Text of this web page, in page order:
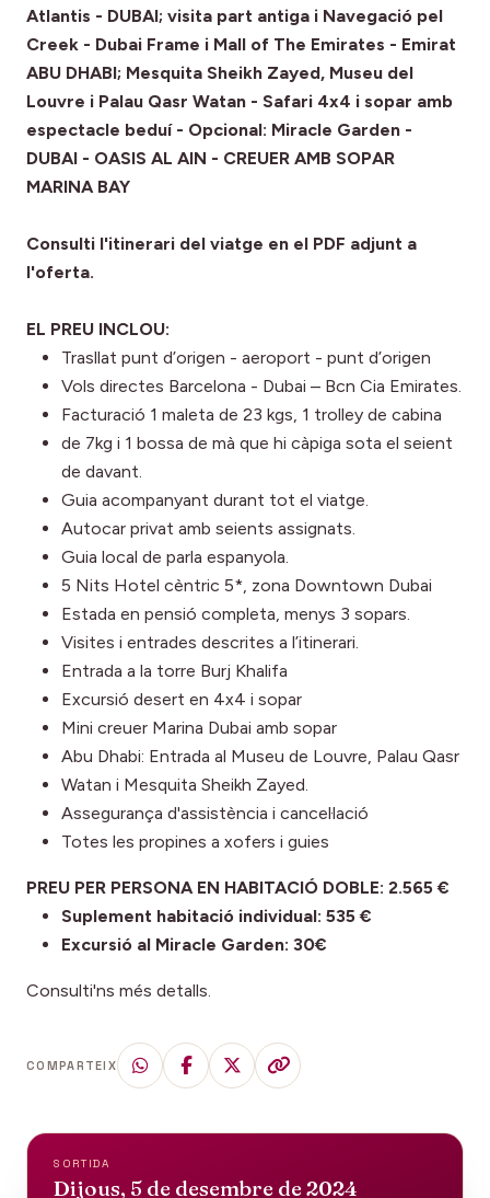
Atlantis - DUBAI; visita part antiga i Navegació pel
Creek - Dubai Frame i Mall of The Emirates - Emirat
ABU DHABI; Mesquita Sheikh Zayed, Museu del
Louvre i Palau Qasr Watan - Safari 4x4 i sopar amb
espectacle beduí - Opcional: Miracle Garden -
DUBAI - OASIS AL AIN - CREUER AMB SOPAR
MARINA BAY
Consulti l'itinerari del viatge en el PDF adjunt a
l'oferta.
EL PREU INCLOU:
Trasllat punt d’origen - aeroport - punt d’origen
Vols directes Barcelona - Dubai – Bcn Cia Emirates.
Facturació 1 maleta de 23 kgs, 1 trolley de cabina
de 7kg i 1 bossa de mà que hi càpiga sota el seient
de davant.
Guia acompanyant durant tot el viatge.
Autocar privat amb seients assignats.
Guia local de parla espanyola.
5 Nits Hotel cèntric 5*, zona Downtown Dubai
Estada en pensió completa, menys 3 sopars.
Visites i entrades descrites a l’itinerari.
Entrada a la torre Burj Khalifa
Excursió desert en 4x4 i sopar
Mini creuer Marina Dubai amb sopar
Abu Dhabi: Entrada al Museu de Louvre, Palau Qasr
Watan i Mesquita Sheikh Zayed.
Assegurança d'assistència i cancel·lació
Totes les propines a xofers i guies
PREU PER PERSONA EN HABITACIÓ DOBLE: 2.565 €
Suplement habitació individual: 535 €
Excursió al Miracle Garden: 30€
Consulti'ns més detalls.
COMPARTEIX
SORTIDA
Dijous, 5 de desembre de 2024